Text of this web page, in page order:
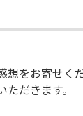
想をお寄せく
だきます。